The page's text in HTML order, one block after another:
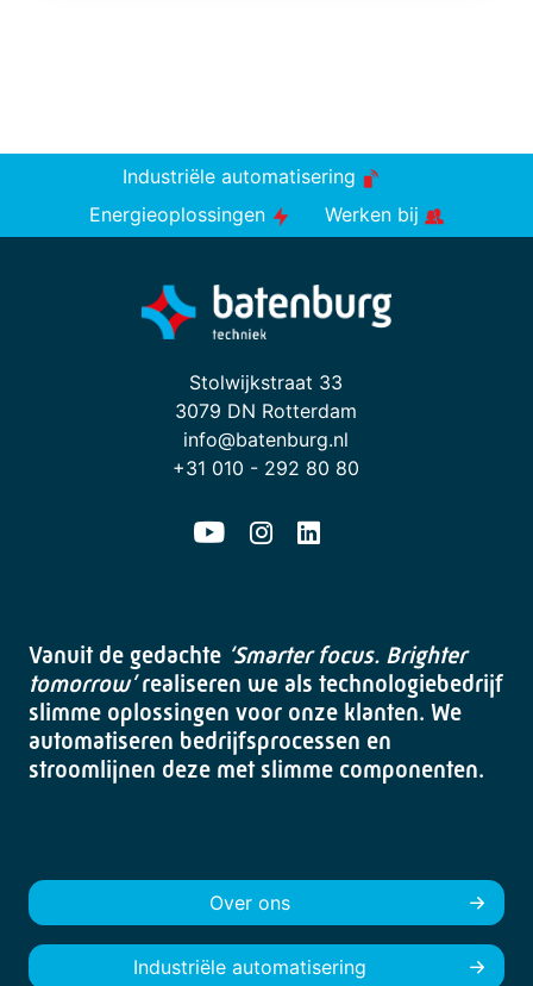
Industriële automatisering
Energieoplossingen
Werken bij
Stolwijkstraat 33
3079 DN Rotterdam
info@batenburg.nl
+31 010 - 292 80 80
Vanuit de gedachte ‘Smarter focus. Brighter
tomorrow’realiseren we als technologiebedrijf
slimme oplossingen voor onze klanten. We
automatiseren bedrijfsprocessen en
stroomlijnen deze met slimme componenten.
Over ons
Industriële automatisering